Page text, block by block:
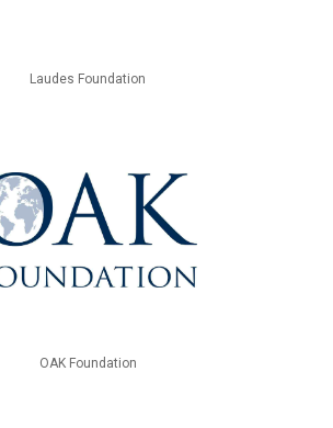
Laudes Foundation
OAK Foundation